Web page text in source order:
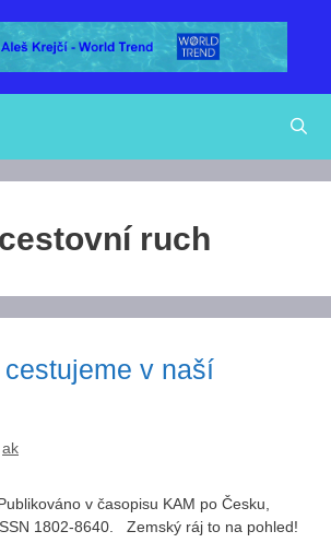
ruch
v naší
ak
v časopisu KAM po Česku,
1802-8640. Zemský ráj to na pohled!